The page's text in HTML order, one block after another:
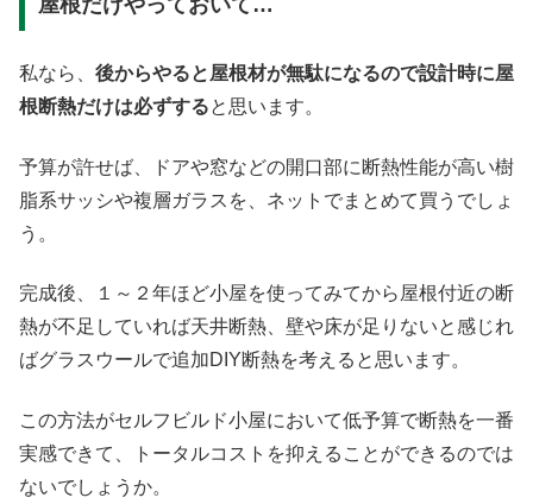
私なら、 後からやると屋根材が無駄になるので設計時に屋
根断熱だけは必ずすると思います。
予算が許せば、ドアや窓などの開口部に断熱性能が高い樹
脂系サッシや複層ガラスを、ネットでまとめて買うでしょ
う。
完成後、１～２年ほど小屋を使ってみてから屋根付近の断
熱が不足していれば天井断熱、壁や床が足りないと感じれ
ばグラスウールで追加DIY断熱を考えると思います。
この方法がセルフビルド小屋において低予算で断熱を一番
実感できて、トータルコストを抑えることができるのでは
ないでしょうか。